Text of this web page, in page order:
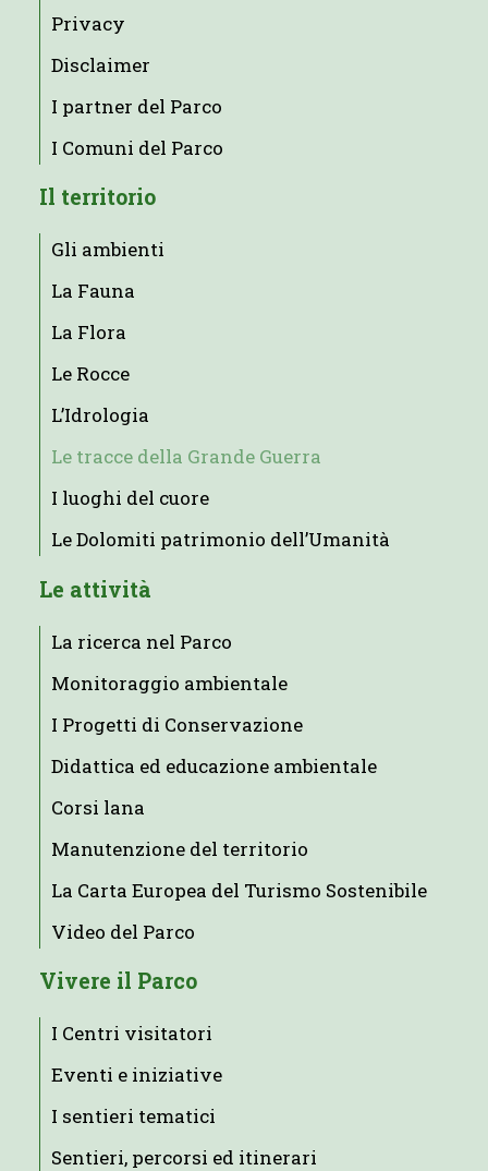
Privacy
Disclaimer
I partner del Parco
I Comuni del Parco
Il territorio
Gli ambienti
La Fauna
La Flora
Le Rocce
L’Idrologia
Le tracce della Grande Guerra
I luoghi del cuore
Le Dolomiti patrimonio dell’Umanità
Le attività
La ricerca nel Parco
Monitoraggio ambientale
I Progetti di Conservazione
Didattica ed educazione ambientale
Corsi lana
Manutenzione del territorio
La Carta Europea del Turismo Sostenibile
Video del Parco
Vivere il Parco
I Centri visitatori
Eventi e iniziative
I sentieri tematici
Sentieri, percorsi ed itinerari